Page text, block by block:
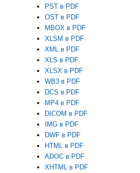
PST в PDF
OST в PDF
MBOX в PDF
XLSM в PDF
XML в PDF
XLS в PDF
XLSX в PDF
WB3 в PDF
DCS в PDF
MP4 в PDF
DICOM в PDF
IMG в PDF
DWF в PDF
HTML в PDF
ADOC в PDF
XHTML в PDF